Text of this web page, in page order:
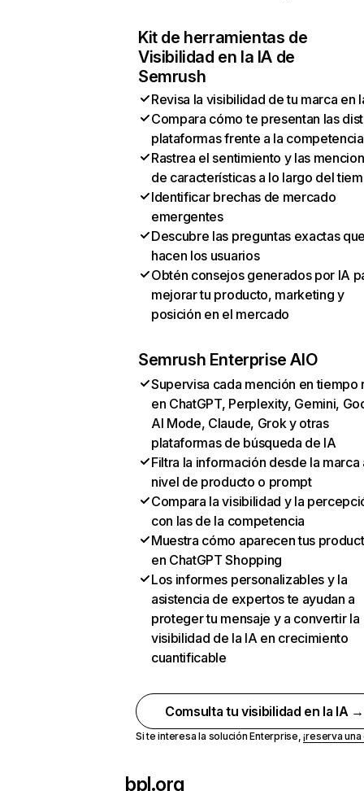
Kit de herramientas de
Visibilidad en la IA de
Semrush
Revisa la visibilidad de tu marca en
Compara cómo te presentan las
plataformas frente a la competencia
Rastrea el sentimiento y las
de características a lo largo del
Identificar brechas de mercado
emergentes
Descubre las preguntas exactas
hacen los usuarios
Obtén consejos generados por IA
mejorar tu producto, marketing y
posición en el mercado
Semrush Enterprise AIO
Supervisa cada mención en tiempo
en ChatGPT, Perplexity, Gemini,
AI Mode, Claude, Grok y otras
plataformas de búsqueda de IA
Filtra la información desde la marca
nivel de producto o prompt
Compara la visibilidad y la
con las de la competencia
Muestra cómo aparecen tus
en ChatGPT Shopping
Los informes personalizables y la
asistencia de expertos te ayudan a
proteger tu mensaje y a convertir la
visibilidad de la IA en crecimiento
cuantificable
Comsulta tu visibilidad en la IA →
Si te interesa la solución Enterprise,¡reserva
bpl.org